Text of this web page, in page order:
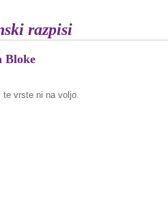
razpisi
Bloke
te vrste ni na voljo.